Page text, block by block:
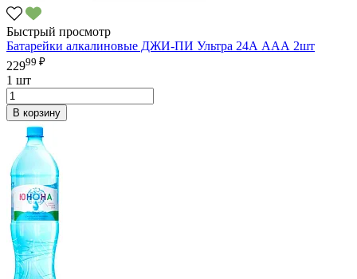
Быстрый просмотр
Батарейки алкалиновые ДЖИ-ПИ Ультра 24А ААА 2шт
22999 ₽
1 шт
В корзину